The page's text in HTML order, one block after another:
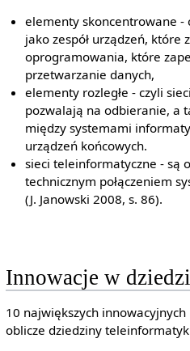
elementy skoncentrowane -
jako zespół urządzeń, które
oprogramowania, które
przetwarzanie danych,
elementy rozległe - czyli
pozwalają na odbieranie, a
między systemami
urządzeń końcowych.
sieci teleinformatyczne - są
technicznym połączeniem
(J. Janowski 2008, s. 86).
Innowacje w
10 największych innowacyjnych
oblicze dziedziny